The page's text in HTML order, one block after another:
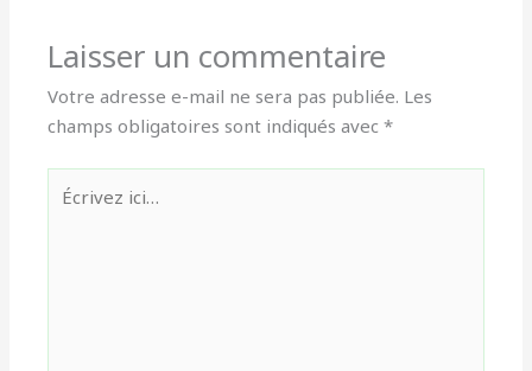
Laisser un commentaire
Votre adresse e-mail ne sera pas publiée. Les
champs obligatoires sont indiqués avec*
ici…